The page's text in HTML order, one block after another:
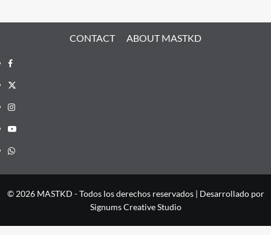
CONTACT ABOUT MASTKD
Facebook
X
Instagram
YouTube
Whatsapp